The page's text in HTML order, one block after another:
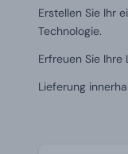
Erstellen Sie Ihr
Technologie.
Erfreuen Sie
Lieferung